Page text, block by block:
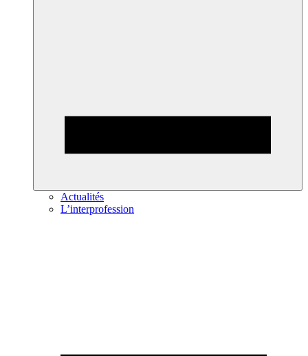
Actualités
L’interprofession